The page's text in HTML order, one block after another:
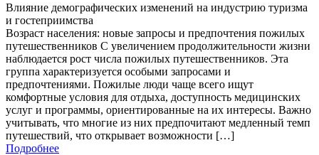
Влияние демографических изменений на индустрию туризма
и гостеприимства
Возраст населения: новые запросы и предпочтения пожилых
путешественников С увеличением продолжительности жизни
наблюдается рост числа пожилых путешественников. Эта
группа характеризуется особыми запросами и
предпочтениями. Пожилые люди чаще всего ищут
комфортные условия для отдыха, доступность медицинских
услуг и программы, ориентированные на их интересы. Важно
учитывать, что многие из них предпочитают медленный темп
путешествий, что открывает возможности […]
Подробнее